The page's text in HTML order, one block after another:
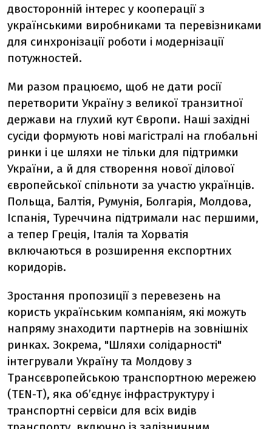
двосторонній інтерес у кооперації з
українськими виробниками та перевізниками
для синхронізації роботи і модернізації
потужностей.
Ми разом працюємо, щоб не дати росії
перетворити Україну з великої транзитної
держави на глухий кут Європи. Наші західні
сусіди формують нові магістралі на глобальні
ринки і це шляхи не тільки для підтримки
України, а й для створення нової ділової
європейської спільноти за участю українців.
Польща, Балтія, Румунія, Болгарія, Молдова,
Іспанія, Туреччина підтримали нас першими,
а тепер Греція, Італія та Хорватія
включаються в розширення експортних
коридорів.
Зростання пропозиції з перевезень на
користь українським компаніям, які можуть
напряму знаходити партнерів на зовнішніх
ринках. Зокрема, "Шляхи солідарності"
інтегрували Україну та Молдову з
Трансєвропейською транспортною мережею
(TEN-T), яка об’єднує інфраструктуру і
транспортні сервіси для всіх видів